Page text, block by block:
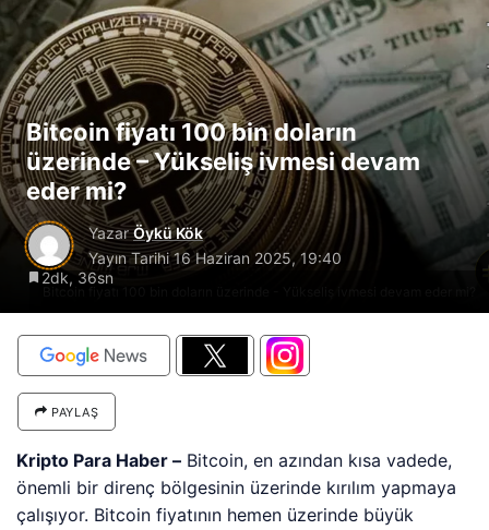
Bitcoin fiyatı 100 bin doların üzerinde - Yükseliş ivmesi devam eder mi?
Bitcoin fiyatı 100 bin doların
üzerinde – Yükseliş ivmesi devam
eder mi?
YazarÖykü Kök
Yayın Tarihi16 Haziran 2025, 19:40
2dk, 36sn
PAYLAŞ
Kripto Para Haber – Bitcoin, en azından kısa vadede,
önemli bir direnç bölgesinin üzerinde kırılım yapmaya
çalışıyor. Bitcoin fiyatının hemen üzerinde büyük